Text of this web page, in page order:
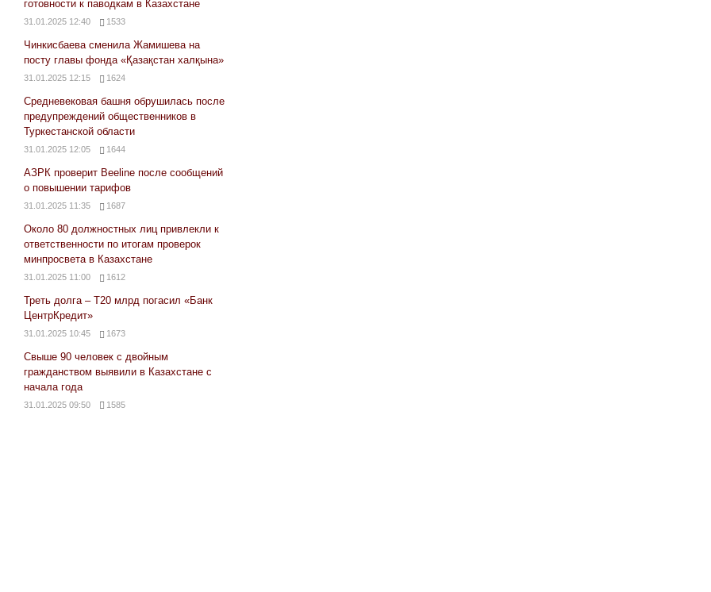
готовности к паводкам в Казахстане
31.01.2025 12:40 1533
Чинкисбаева сменила Жамишева на
посту главы фонда «Қазақстан халқына»
31.01.2025 12:15 1624
Средневековая башня обрушилась после
предупреждений общественников в
Туркестанской области
31.01.2025 12:05 1644
АЗРК проверит Beeline после сообщений
о повышении тарифов
31.01.2025 11:35 1687
Около 80 должностных лиц привлекли к
ответственности по итогам проверок
минпросвета в Казахстане
31.01.2025 11:00 1612
Треть долга – Т20 млрд погасил «Банк
ЦентрКредит»
31.01.2025 10:45 1673
Свыше 90 человек с двойным
гражданством выявили в Казахстане с
начала года
31.01.2025 09:50 1585